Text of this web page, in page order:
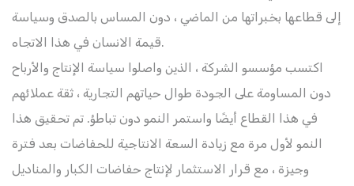
إلى قطاعها بخبراتها من الماضي ، دون المساس بالصدق وسياسة
قيمة الانسان في هذا الاتجاه.
اكتسب مؤسسو الشركة ، الذين واصلوا سياسة الإنتاج والأرباح
دون المساومة على الجودة طوال حياتهم التجارية ، ثقة عملائهم
في هذا القطاع أيضًا واستمر النمو دون تباطؤ. تم تحقيق هذا
النمو لأول مرة مع زيادة السعة الانتاجية للحفاضات بعد فترة
وجيزة ، مع قرار الاستثمار لإنتاج حفاضات الكبار والمناديل